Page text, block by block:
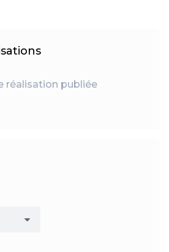
réalisation publiée